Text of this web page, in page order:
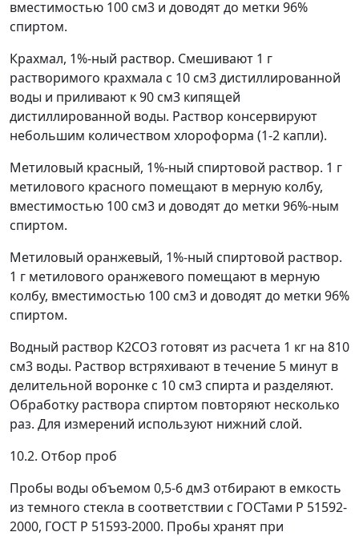
вместимостью 100 см3 и доводят до метки 96%
спиртом.
Крахмал, 1%-ный раствор. Смешивают 1 г
растворимого крахмала с 10 см3дистиллированной
воды и приливают к 90 см3 кипящей
дистиллированной воды. Раствор консервируют
небольшим количеством хлороформа (1-2 капли).
Метиловый красный, 1%-ный спиртовой раствор. 1 г
метилового красного помещают в мерную колбу,
вместимостью 100 см3 и доводят до метки 96%-ным
спиртом.
Метиловый оранжевый, 1%-ный спиртовой раствор.
1 г метилового оранжевого помещают в мерную
колбу, вместимостью 100 см3 и доводят до метки 96%
спиртом.
Водный раствор K2CO3 готовят из расчета 1 кг на 810
см3 воды. Раствор встряхивают в течение 5 минут в
делительной воронке с 10 см3 спирта и разделяют.
Обработку раствора спиртом повторяют несколько
раз. Для измерений используют нижний слой.
10.2. Отбор проб
Пробы воды объемом 0,5-6 дм3 отбирают в емкость
из темного стекла в соответствии с ГОСТами Р 51592-
2000, ГОСТ Р 51593-2000. Пробы хранят при